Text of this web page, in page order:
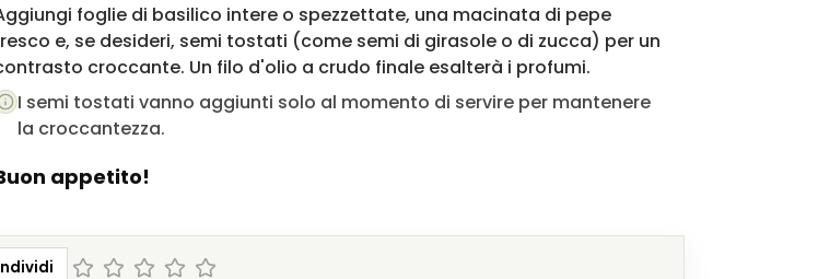
foglie di basilico intere o spezzettate, una macinata di pepe
e, se desideri, semi tostati (come semi di girasole o di zucca) per un
croccante. Un filo d'olio a crudo finale esalterà i profumi.
I semi tostati vanno aggiunti solo al momento di servire per mantenere
la croccantezza.
appetito!